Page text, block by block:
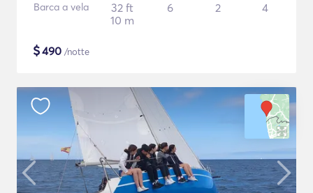
Barca a vela
32 ft
10 m
6 2 4
$490 /notte